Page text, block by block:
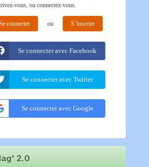
vous, ou connectez-vous.
connecter ou S’inscrire
Se connecter avec Facebook
Se connecter avec Twitter
Se connecter avec Google
2.0